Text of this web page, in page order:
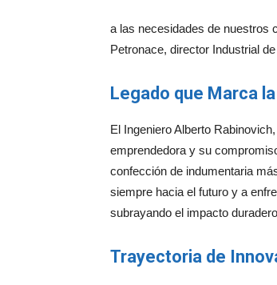
a las necesidades de nuestros
Petronace, director Industrial
Legado que Marca
El Ingeniero Alberto
emprendedora y su
confección de indumentaria
siempre hacia el futuro y a
subrayando el impacto
Trayectoria de